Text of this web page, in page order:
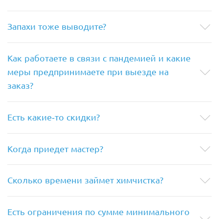
Запахи тоже выводите?
Как работаете в связи с пандемией и какие
меры предпринимаете при выезде на
заказ?
Есть какие-то скидки?
Когда приедет мастер?
Сколько времени займет химчистка?
Есть ограничения по сумме минимального